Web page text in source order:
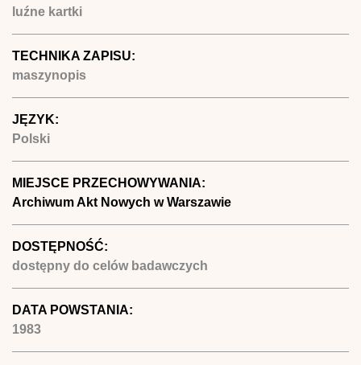
luźne kartki
TECHNIKA ZAPISU:
maszynopis
JĘZYK:
Polski
MIEJSCE PRZECHOWYWANIA:
Archiwum Akt Nowych w Warszawie
DOSTĘPNOŚĆ:
dostępny do celów badawczych
DATA POWSTANIA:
1983